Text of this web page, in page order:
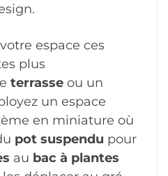
espace ces
plus
terrasse ou un
un espace
en miniature où
pot suspendu pour
au bac à plantes